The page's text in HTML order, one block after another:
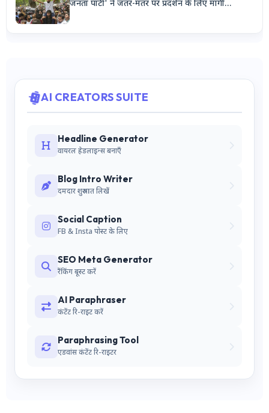
जनता पार्टी' ने जंतर-मंतर पर प्रदर्शन के लिए मांगी
AI CREATORS SUITE
Headline Generator
वायरल हेडलाइन्स बनाएँ
Blog Intro Writer
दमदार शुरुआत लिखें
Social Caption
FB & Insta पोस्ट के लिए
SEO Meta Generator
रैंकिंग बूस्ट करें
AI Paraphraser
कंटेंट रि-राइट करें
Paraphrasing Tool
एडवांस कंटेंट रि-राइटर